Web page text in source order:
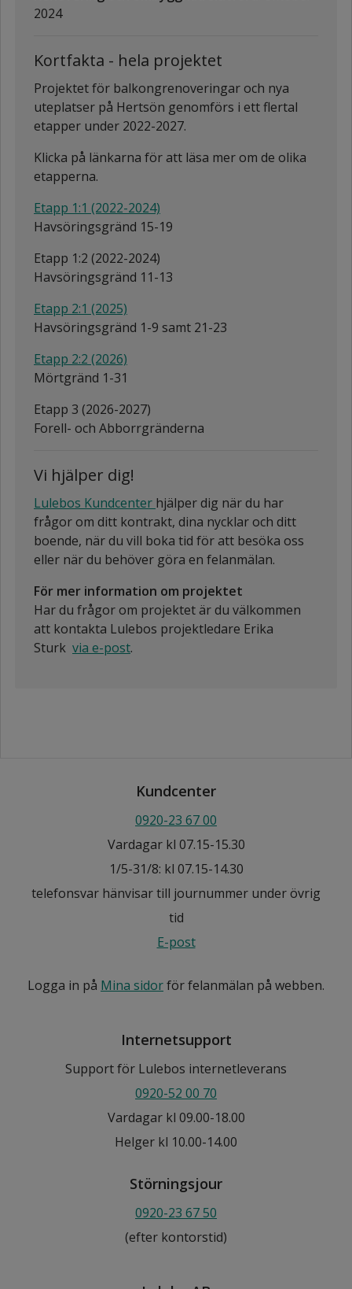
2024
Kortfakta - hela projektet
Projektet för balkongrenoveringar och nya
uteplatser på Hertsön genomförs i ett flertal
etapper under 2022-2027.
Klicka på länkarna för att läsa mer om de olika
etapperna.
Etapp 1:1 (2022-2024)
Havsöringsgränd 15-19
Etapp 1:2 (2022-2024)
Havsöringsgränd 11-13
Etapp 2:1 (2025)
Havsöringsgränd 1-9 samt 21-23
Etapp 2:2 (2026)
Mörtgränd 1-31
Etapp 3 (2026-2027)
Forell- och Abborrgränderna
Vi hjälper dig!
Lulebos Kundcenter hjälper dig när du har
frågor om ditt kontrakt, dina nycklar och ditt
boende, när du vill boka tid för att besöka oss
eller när du behöver göra en felanmälan.
För mer information om projektet
Har du frågor om projektet är du välkommen
att kontakta Lulebos projektledare Erika
Sturk via e-post.
Kundcenter
0920-23 67 00
Vardagar kl 07.15-15.30
1/5-31/8: kl 07.15-14.30
telefonsvar hänvisar till journummer under övrig
tid
E-post
Logga in på Mina sidorför felanmälan på webben.
Internetsupport
Support för Lulebos internetleverans
0920-52 00 70
Vardagar kl 09.00-18.00
Helger kl 10.00-14.00
Störningsjour
0920-23 67 50
(efter kontorstid)